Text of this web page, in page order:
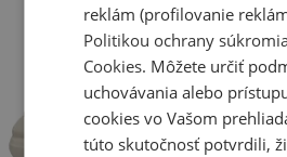
reklám (profilovanie
Politikou ochrany
Cookies. Môžete určiť
uchovávania alebo
cookies vo Vašom
túto skutočnosť potvrdili,